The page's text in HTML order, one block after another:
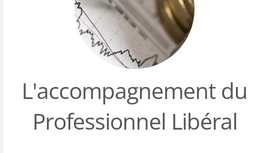
L'accompagnement du
Professionnel Libéral